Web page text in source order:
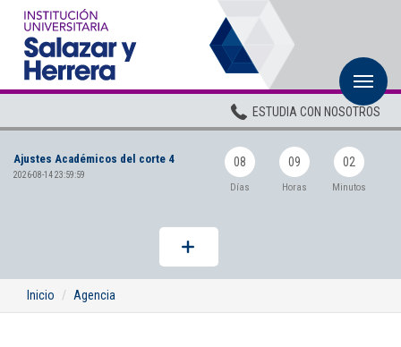
ESTUDIA CON NOSOTROS
Ajustes Académicos del corte 4
2026-08-14 23:59:59
08
Días
09
Horas
02
Minutos
Inicio Agencia
Pregrados
Planta Docente
ADMISIONES
BIENESTAR